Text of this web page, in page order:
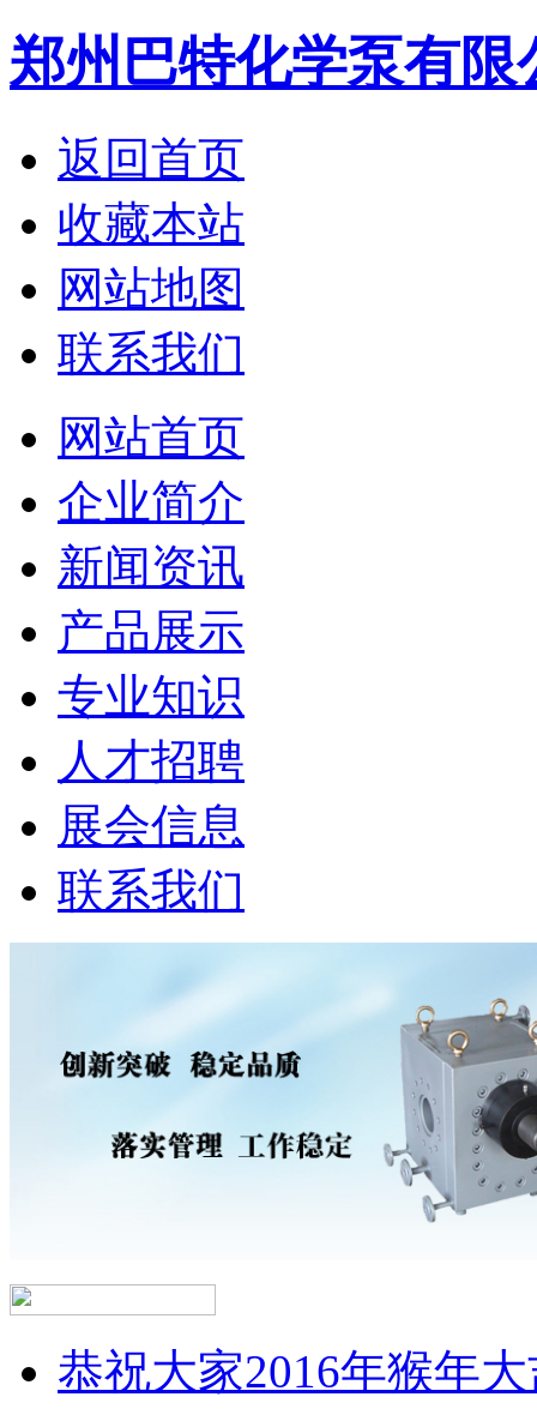
郑州巴特化学泵有限
返回首页
收藏本站
网站地图
联系我们
网站首页
企业简介
新闻资讯
产品展示
专业知识
人才招聘
展会信息
联系我们
恭祝大家2016年猴年